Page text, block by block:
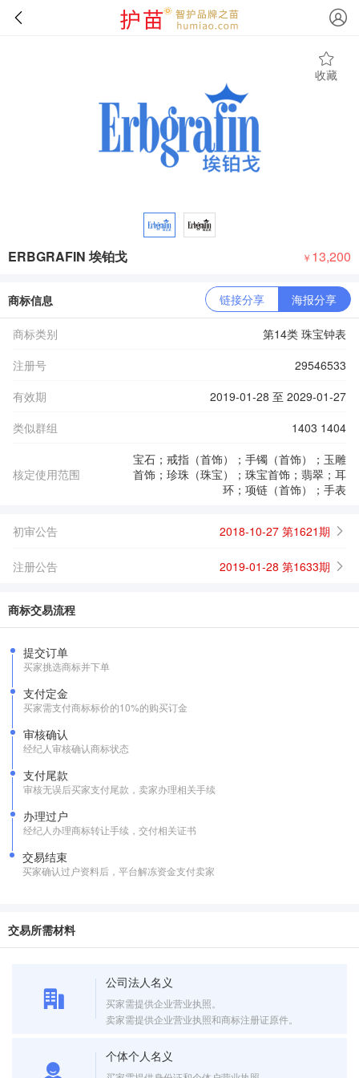
收藏
ERBGRAFIN 埃铂戈 ￥ 13,200
商标信息 链接分享 海报分享
商标类别
第14类 珠宝钟表
注册号
29546533
有效期
2019-01-28 至 2029-01-27
类似群组
1403 1404
核定使用范围
宝石；戒指（首饰）；手镯（首饰）；玉雕
首饰；珍珠（珠宝）；珠宝首饰；翡翠；耳
环；项链（首饰）；手表
初审公告 2018-10-27 第1621期
注册公告 2019-01-28 第1633期
商标交易流程
提交订单
买家挑选商标并下单
支付定金
买家需支付商标标价的10%的购买订金
审核确认
经纪人审核确认商标状态
支付尾款
审核无误后买家支付尾款，卖家办理相关手续
办理过户
经纪人办理商标转让手续，交付相关证书
交易结束
买家确认过户资料后，平台解冻资金支付卖家
交易所需材料
公司法人名义
买家需提供企业营业执照。
卖家需提供企业营业执照和商标注册证原件。
个体个人名义